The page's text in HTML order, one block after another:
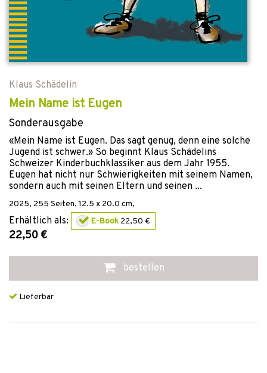
Klaus Schädelin
Mein Name ist Eugen
Sonderausgabe
«Mein Name ist Eugen. Das sagt genug, denn eine solche
Jugend ist schwer.» So beginnt Klaus Schädelins
Schweizer Kinderbuchklassiker aus dem Jahr 1955.
Eugen hat nicht nur Schwierigkeiten mit seinem Namen,
sondern auch mit seinen Eltern und seinen ...
2025, 255 Seiten, 12.5 x 20.0 cm,
Erhältlich als: E-Book 22,50 €
22,50 €
bestellen
Lieferbar